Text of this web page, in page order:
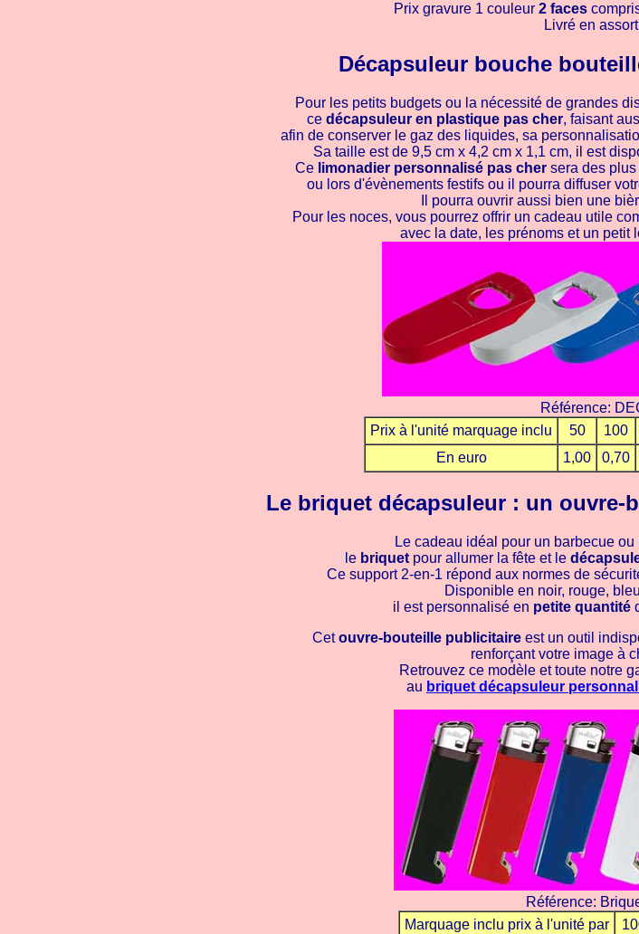
Prix gravure 1 couleur 2 faces
Livré en
Décapsuleur bouche
Pour les petits budgets ou la nécessité de grandes
ce décapsuleur en plastique pas cher, faisant
afin de conserver le gaz des liquides, sa
Sa taille est de 9,5 cm x 4,2 cm x 1,1 cm, il est
Ce limonadier personnalisé pas chersera des plus
ou lors d'évènements festifs ou il pourra diffuser
Il pourra ouvrir aussi bien une
Pour les noces, vous pourrez offrir un cadeau utile
avec la date, les prénoms et un petit
Référence:
Prix à l'unité marquage inclu
50 100
En euro
1,00 0,70
Le briquet décapsuleur : un ouvre-
Le cadeau idéal pour un barbecue
le briquet pour allumer la fête et le
Ce support 2-en-1 répond aux normes de
Disponible en noir, rouge,
il est personnalisé en petite quantité
Cetouvre-bouteille publicitaire est un outil
renforçant votre image à
Retrouvez ce modèle et toute notre
au briquet décapsuleur
Référence:
Marquage inclu prix à l'unité par